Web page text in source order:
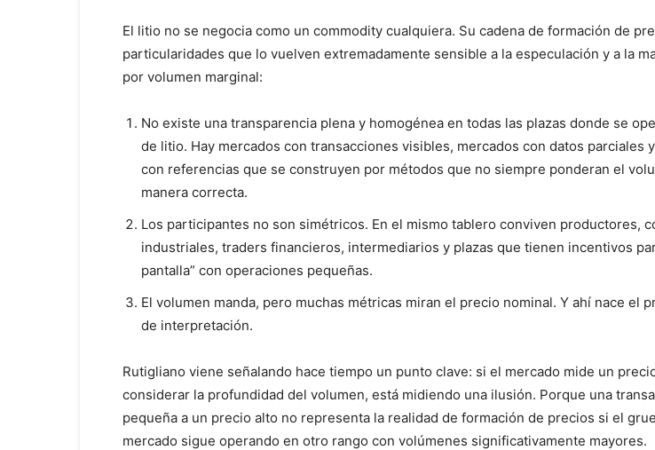
El litio no se negocia como un commodity cualquiera. Su cadena de formación de
particularidades que lo vuelven extremadamente sensible a la especulación y a la
por volumen marginal:
No existe una transparencia plena y homogénea en todas las plazas donde se
de litio. Hay mercados con transacciones visibles, mercados con datos parciales
con referencias que se construyen por métodos que no siempre ponderan el
manera correcta.
Los participantes no son simétricos. En el mismo tablero conviven productores,
industriales, traders financieros, intermediarios y plazas que tienen incentivos
pantalla” con operaciones pequeñas.
El volumen manda, pero muchas métricas miran el precio nominal. Y ahí nace el
de interpretación.
Rutigliano viene señalando hace tiempo un punto clave: si el mercado mide un
considerar la profundidad del volumen, está midiendo una ilusión. Porque una
pequeña a un precio alto no representa la realidad de formación de precios si el
mercado sigue operando en otro rango con volúmenes significativamente mayores.